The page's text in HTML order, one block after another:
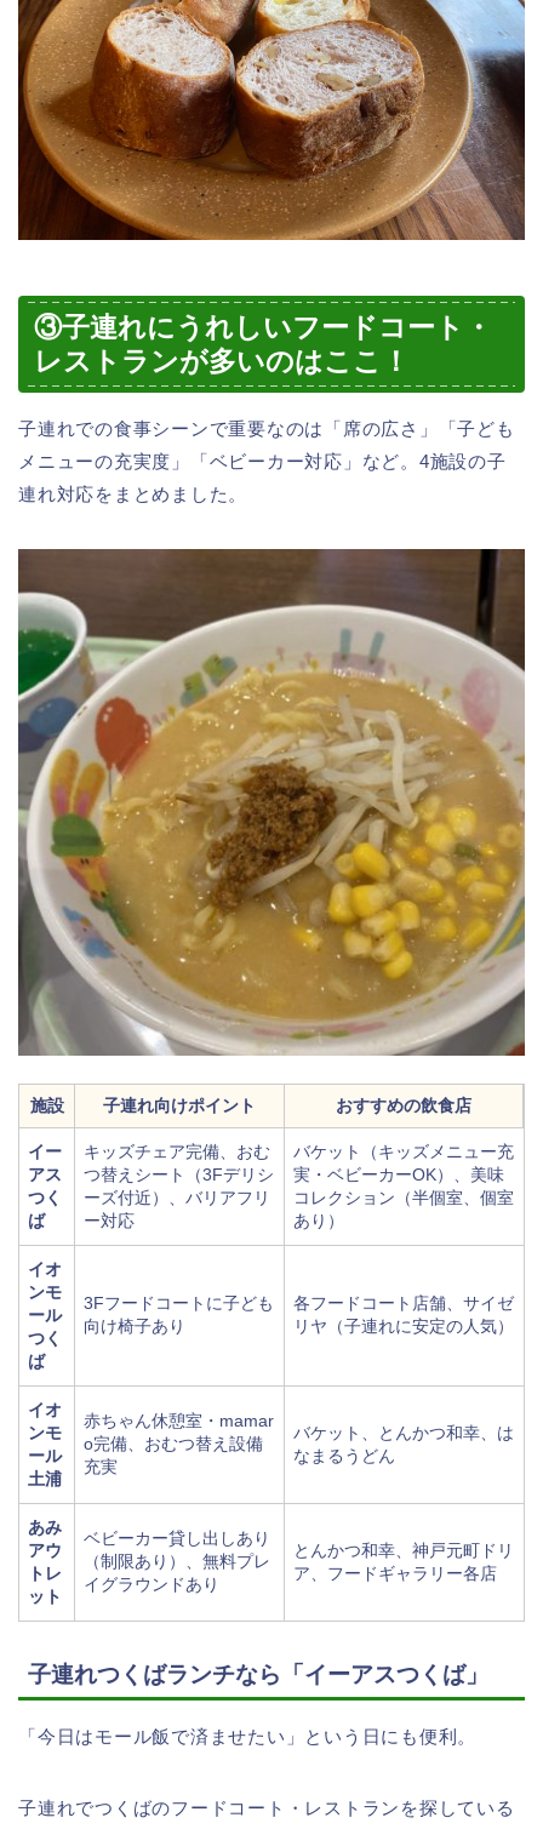
③子連れにうれしいフードコート・
レストランが多いのはここ！
子連れでの食事シーンで重要なのは「席の広さ」「子ども
メニューの充実度」「ベビーカー対応」など。4施設の子
連れ対応をまとめました。
施設 子連れ向けポイント おすすめの飲食店
イー
アス
つく
ば
キッズチェア完備、おむ
つ替えシート（3Fデリシ
ーズ付近）、バリアフリ
ー対応
バケット（キッズメニュー充
実・ベビーカーOK）、美味
コレクション（半個室、個室
あり）
イオ
ンモ
ール
つく
ば
3Fフードコートに子ども
向け椅子あり
各フードコート店舗、サイゼ
リヤ（子連れに安定の人気）
イオ
ンモ
ール
土浦
赤ちゃん休憩室・mamar
o完備、おむつ替え設備
充実
バケット、とんかつ和幸、は
なまるうどん
あみ
アウ
トレ
ット
ベビーカー貸し出しあり
（制限あり）、無料プレ
イグラウンドあり
とんかつ和幸、神戸元町ドリ
ア、フードギャラリー各店
子連れつくばランチなら「イーアスつくば」
「今日はモール飯で済ませたい」という日にも便利。
子連れでつくばのフードコート・レストランを探している